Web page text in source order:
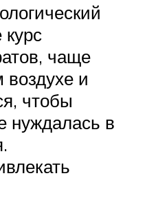
чаще
и
чтобы
нуждалась в